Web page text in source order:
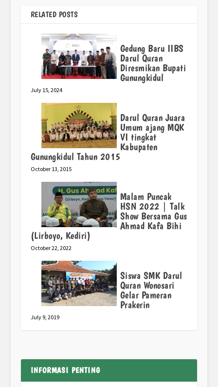
RELATED POSTS
Gedung Baru IIBS
Darul Quran
Diresmikan Bupati
Gunungkidul
July 15, 2024
Darul Quran Juara
Umum ajang MQK
VI tingkat
Kabupaten
Gunungkidul Tahun 2015
October 13, 2015
Malam Puncak
HSN 2022 | Talk
Show Bersama Gus
Ahmad Kafa Bihi
(Lirboyo, Kediri)
October 22, 2022
Siswa SMK Darul
Quran Wonosari
Gelar Pameran
Prakerin
July 9, 2019
INFORMASI PENTING